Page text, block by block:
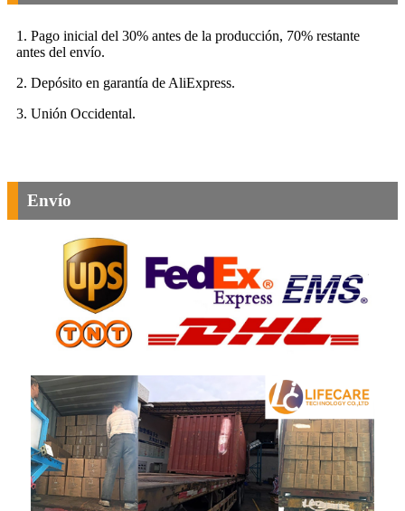
1. Pago inicial del 30% antes de la producción, 70% restante
antes del envío.
2. Depósito en garantía de AliExpress.
3. Unión Occidental.
Envío